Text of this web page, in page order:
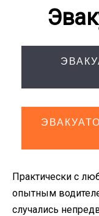
Практически с
опытным
случались